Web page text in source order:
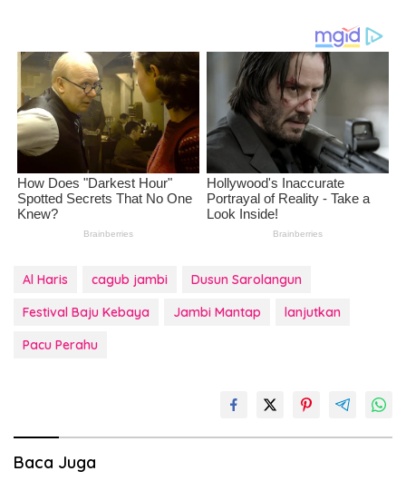
Al Haris cagub jambi
Dusun Sarolangun
Festival Baju Kebaya
Jambi Mantap
lanjutkan
Pacu Perahu
Baca Juga